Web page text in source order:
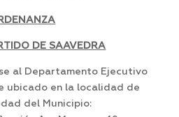
DE SAAVEDRA
al Departamento Ejecutivo
ubicado en la localidad de
del Municipio: